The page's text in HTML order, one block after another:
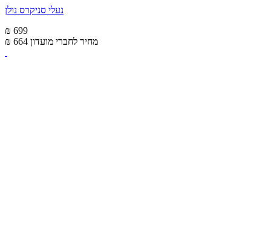
נעלי סניקרס נולן
₪ 699
₪ 664 מחיר לחברי מועדון